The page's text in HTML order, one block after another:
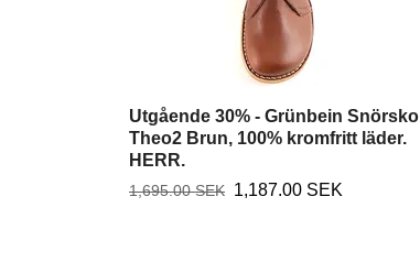
Utgående 30% - Grünbein Snörsko
Theo2 Brun, 100% kromfritt läder.
HERR.
1,695.00 SEK 1,187.00 SEK